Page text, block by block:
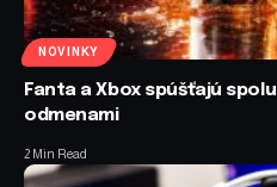
NOVINKY
Fanta a Xbox spúšťajú
odmenami
2 Min Read